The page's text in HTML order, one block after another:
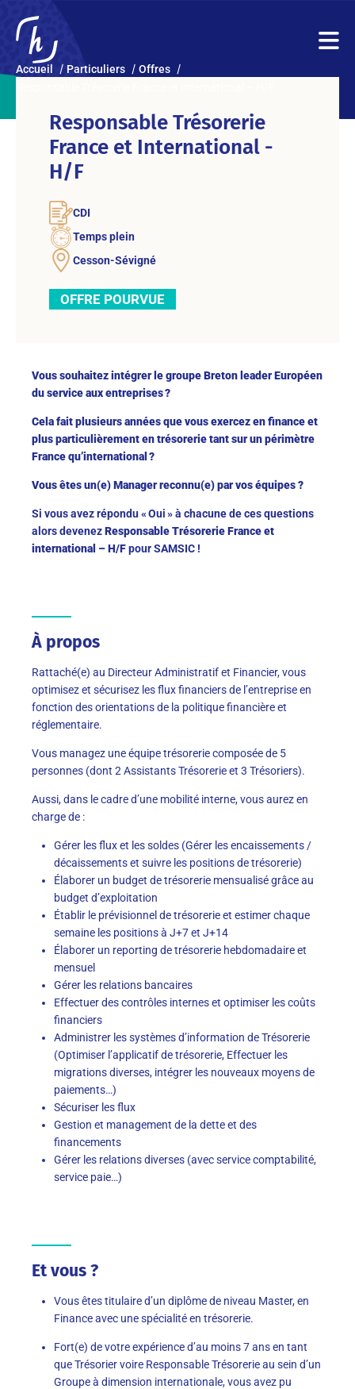
Accueil Particuliers
Offres
Responsable Trésorerie
France et International -
H/F
CDI
Temps plein
Cesson-Sévigné
OFFRE POURVUE
Vous souhaitez intégrer le groupe Breton leader Européen
du service aux entreprises ?
Cela fait plusieurs années que vous exercez en finance et
plus particulièrement en trésorerie tant sur un périmètre
France qu’international ?
Vous êtes un(e) Manager reconnu(e) par vos équipes ?
Si vous avez répondu « Oui » à chacune de ces questions
alors devenezResponsable Trésorerie France et
international – H/Fpour SAMSIC !
À propos
Rattaché(e) au Directeur Administratif et Financier, vous
optimisez et sécurisez les flux financiers de l’entreprise en
fonction des orientations de la politique financière et
réglementaire.
Vous managez une équipe trésorerie composée de 5
personnes (dont 2 Assistants Trésorerie et 3 Trésoriers).
Aussi, dans le cadre d’une mobilité interne, vous aurez en
charge de :
Gérer les flux et les soldes (Gérer les encaissements /
décaissements et suivre les positions de trésorerie)
Élaborer un budget de trésorerie mensualisé grâce au
budget d’exploitation
Établir le prévisionnel de trésorerie et estimer chaque
semaine les positions à J+7 et J+14
Élaborer un reporting de trésorerie hebdomadaire et
mensuel
Gérer les relations bancaires
Effectuer des contrôles internes et optimiser les coûts
financiers
Administrer les systèmes d’information de Trésorerie
(Optimiser l’applicatif de trésorerie, Effectuer les
migrations diverses, intégrer les nouveaux moyens de
paiements…)
Sécuriser les flux
Gestion et management de la dette et des
financements
Gérer les relations diverses (avec service comptabilité,
service paie…)
Et vous ?
Vous êtes titulaire d’un diplôme de niveau Master, en
Finance avec une spécialité en trésorerie.
Fort(e) de votre expérience d’au moins 7 ans en tant
que Trésorier voire Responsable Trésorerie au sein d’un
Groupe à dimension internationale, vous avez pu